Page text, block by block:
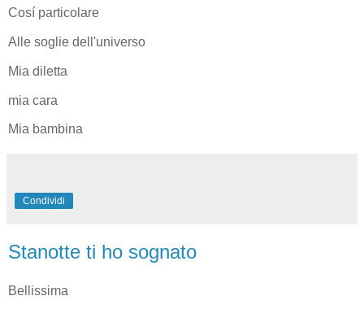
Cosí particolare
Alle soglie dell'universo
Mia diletta
mia cara
Mia bambina
Condividi
Stanotte ti ho sognato
Bellissima